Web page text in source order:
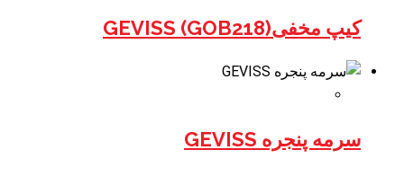
کیپ مخفی(GOB218) GEVISS
سرمه پنجره GEVISS